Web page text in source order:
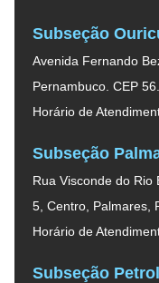
Subseção
Avenida Fernando
Pernambuco. CEP
Horário de
Subseção
Rua Visconde do Rio
5, Centro, Palmares,
Horário de
Subseção